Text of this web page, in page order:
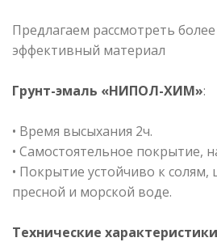
Предлагаем рассмотреть
эффективный материал
Грунт-эмаль «НИПОЛ-ХИМ»:
• Время высыхания 2ч.
• Самостоятельное покрытие,
• Покрытие устойчиво к
пресной и морской воде.
Технические характеристики